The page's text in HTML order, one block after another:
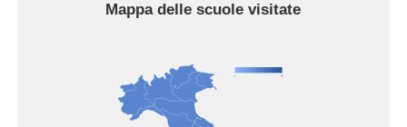
Mappa delle scuole visitate